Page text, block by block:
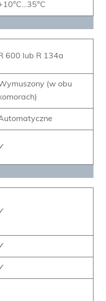
600 lub R 134a
(w obu